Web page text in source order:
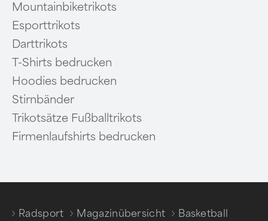
Mountainbiketrikots
Esporttrikots
Darttrikots
T-Shirts bedrucken
Hoodies bedrucken
Stirnbänder
Trikotsätze Fußballtrikots
Firmenlaufshirts bedrucken
Radsport
Magazinübersicht
Basketball